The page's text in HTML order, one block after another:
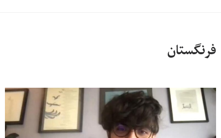
فرنگستان